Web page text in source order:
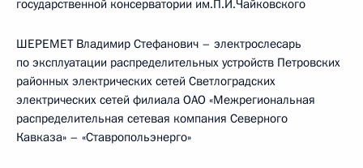
государственной консерватории им.П.И.Чайковского
ШЕРЕМЕТ Владимир Стефанович – электрослесарь
по эксплуатации распределительных устройств Петровских
районных электрических сетей Светлоградских
электрических сетей филиала ОАО «Межрегиональная
распределительная сетевая компания Северного
Кавказа» – «Ставропольэнерго»